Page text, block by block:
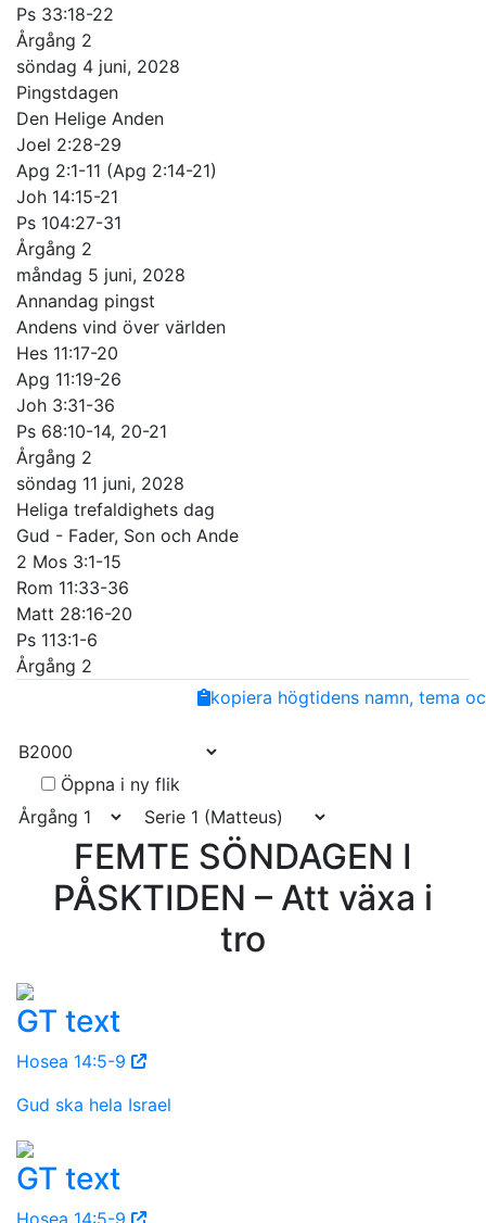
Ps 33:18-22
Årgång 2
söndag 4 juni, 2028
Pingstdagen
Den Helige Anden
Joel 2:28-29
Apg 2:1-11 (Apg 2:14-21)
Joh 14:15-21
Ps 104:27-31
Årgång 2
måndag 5 juni, 2028
Annandag pingst
Andens vind över världen
Hes 11:17-20
Apg 11:19-26
Joh 3:31-36
Ps 68:10-14, 20-21
Årgång 2
söndag 11 juni, 2028
Heliga trefaldighets dag
Gud - Fader, Son och Ande
2 Mos 3:1-15
Rom 11:33-36
Matt 28:16-20
Ps 113:1-6
Årgång 2
EmailCopy
kopiera högtidens namn, tema
Öppna i ny flik
FEMTE SÖNDAGEN I
PÅSKTIDEN – Att växa i
tro
GT text
Hosea 14:5-9
Gud ska hela Israel
GT text
Hosea 14:5-9